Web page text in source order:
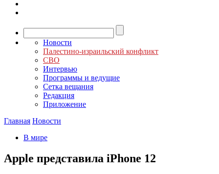
Новости
Палестино-израильский конфликт
СВО
Интервью
Программы и ведущие
Сетка вещания
Редакция
Приложение
Главная Новости
В мире
Apple представила iPhone 12